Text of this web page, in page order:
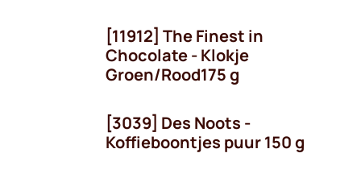
[11912] The Finest in
Chocolate - Klokje
Groen/Rood175 g
[3039] Des Noots -
Koffieboontjes puur 150 g